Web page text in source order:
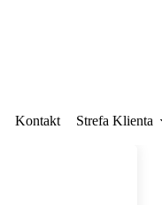
Kontakt Strefa Klienta